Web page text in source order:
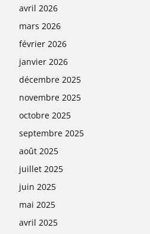
avril 2026
mars 2026
février 2026
janvier 2026
décembre 2025
novembre 2025
octobre 2025
septembre 2025
août 2025
juillet 2025
juin 2025
mai 2025
avril 2025